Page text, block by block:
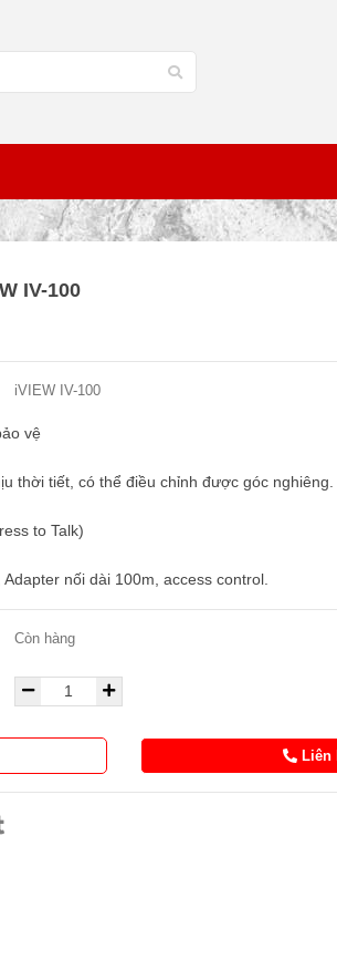
IV-100
iVIEW IV-100
vệ
thời tiết, có thể điều chỉnh được góc nghiêng.
to Talk)
nối dài 100m, access control.
Còn hàng
Liên